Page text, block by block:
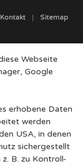
Kontakt Sitemap
Webseite
Google
erhobene Daten
werden
USA, in denen
sichergestellt
B. zu Kontroll-